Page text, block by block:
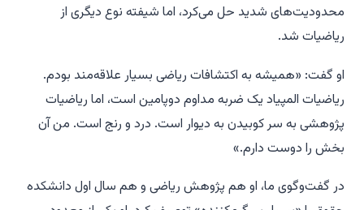
محدودیت‌های شدید حل می‌کرد، اما شیفته نوع دیگری از
ریاضیات شد.
او گفت: «همیشه به اکتشافات ریاضی بسیار علاقه‌مند بودم.
ریاضیات المپیاد یک ضربه مداوم دوپامین است، اما ریاضیات
پژوهشی به سر کوبیدن به دیوار است. درد و رنج است. من آن
بخش را دوست دارم.»
در گفت‌وگوی ما، او هم پژوهش ریاضی و هم سال اول دانشکده